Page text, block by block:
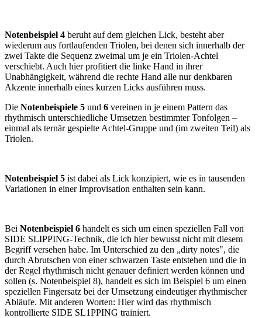
Notenbeispiel 4 beruht auf dem gleichen Lick, besteht aber
wiederum aus fortlaufenden Triolen, bei denen sich innerhalb der
zwei Takte die Sequenz zweimal um je ein Triolen-Achtel
verschiebt. Auch hier profitiert die linke Hand in ihrer
Unabhängigkeit, während die rechte Hand alle nur denkbaren
Akzente innerhalb eines kurzen Licks ausführen muss.
Die Notenbeispiele 5 und 6 vereinen in je ei­nem Pattern das
rhythmisch unterschiedliche Umsetzen bestimmter Tonfolgen –
einmal als ternär gespielte Achtel-Gruppe und (im zwei­ten Teil) als
Triolen.
Notenbeispiel 5 ist dabei als Lick konzipiert, wie es in tausenden
Variatio­nen in einer Improvisation enthalten sein kann.
Bei Notenbeispiel 6 handelt es sich um einen speziellen Fall von
SIDE SLIPPING-Technik, die ich hier bewusst nicht mit diesem
Begriff versehen habe. Im Unterschied zu den „dirty notes", die
durch Abrutschen von einer schwar­zen Taste entstehen und die in
der Regel rhyth­misch nicht genauer definiert werden kön­nen und
sollen (s. Notenbeispiel 8), handelt es sich im Beispiel 6 um einen
speziellen Fin­gersatz bei der Umsetzung eindeutiger rhyth­mischer
Abläufe. Mit anderen Worten: Hier wird das rhythmisch
kontrollierte SIDE SL1PPING trainiert.